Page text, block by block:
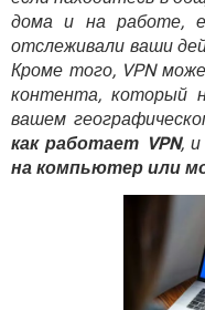
YANDEX
WINDOWS 10
ВИДЕО
YANDEX
FACEBOOK
ВИДЕО
YANDEX
дома и на работе,
отслеживали ваши
Кроме того, VPN
контента, который
вашем
как работает VPN,
на компьютер или